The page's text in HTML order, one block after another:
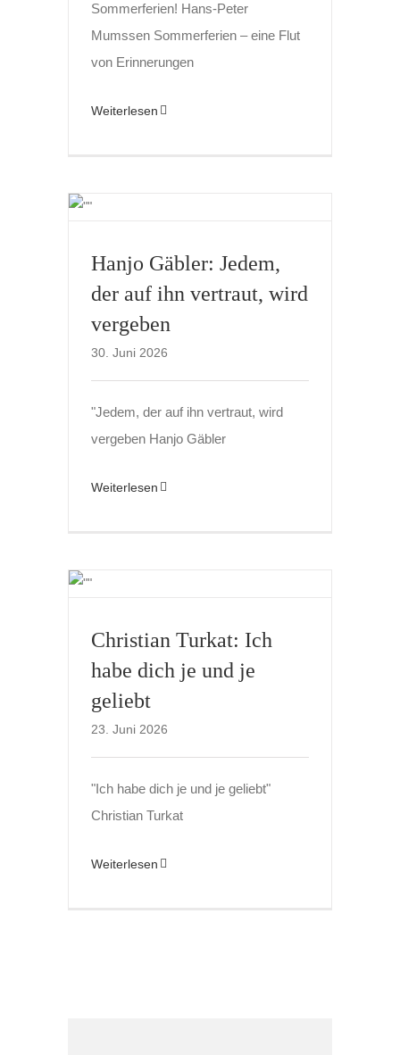
Sommerferien! Hans-Peter
Mumssen Sommerferien – eine Flut
von Erinnerungen
Weiterlesen
Hanjo Gäbler: Jedem,
der auf ihn vertraut, wird
vergeben
30. Juni 2026
"Jedem, der auf ihn vertraut, wird
vergeben Hanjo Gäbler
Weiterlesen
Christian Turkat: Ich
habe dich je und je
geliebt
23. Juni 2026
"Ich habe dich je und je geliebt"
Christian Turkat
Weiterlesen